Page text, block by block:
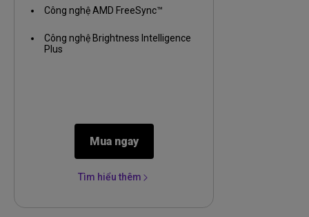
Công nghệ AMD FreeSync™️
Công nghệ Brightness Intelligence
Plus
Mua ngay
Tìm hiểu thêm